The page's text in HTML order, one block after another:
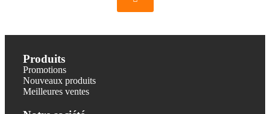
Produits
Promotions
Nouveaux produits
Meilleures ventes